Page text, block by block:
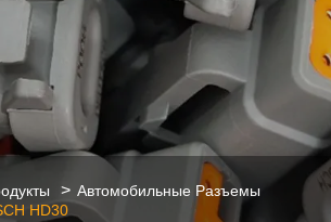
Автомобильные Разъемы
HD30